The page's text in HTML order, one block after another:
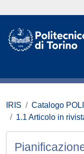
IRIS Catalogo
1.1 Articolo in